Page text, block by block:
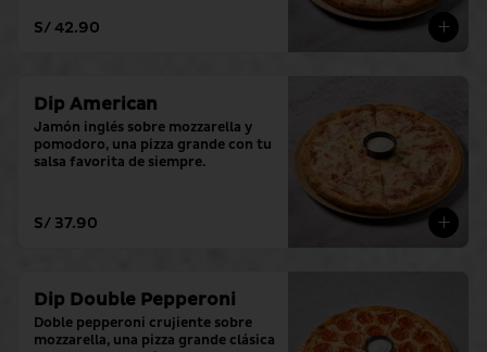
S/ 42.90
Dip American
Jamón inglés sobre mozzarella y
pomodoro, una pizza grande con tu
salsa favorita de siempre.
S/ 37.90
Dip Double Pepperoni
Doble pepperoni crujiente sobre
mozzarella, una pizza grande clásica